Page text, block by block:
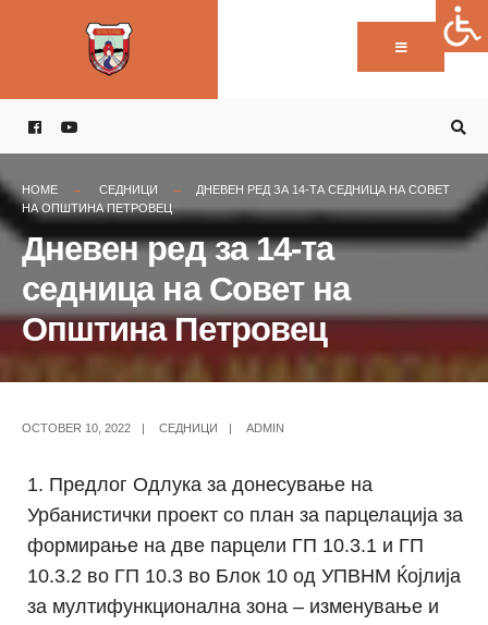
HOME СЕДНИЦИ
ДНЕВЕН РЕД ЗА 14-ТА СЕДНИЦА НА СОВЕТ
НА ОПШТИНА ПЕТРОВЕЦ
Дневен ред за 14-та
седница на Совет на
Општина Петровец
OCTOBER 10, 2022 СЕДНИЦИ ADMIN
Предлог Одлука за донесување на
Урбанистички проект со план за парцелација за
формирање на две парцели ГП 10.3.1 и ГП
10.3.2 во ГП 10.3 во Блок 10 од УПВНМ Ќојлија
за мултифункционална зона – изменување и